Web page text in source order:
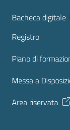
Bacheca digitale
Registro
Piano di
Messa a
Area riservata